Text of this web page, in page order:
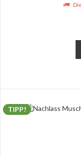
TIPP!